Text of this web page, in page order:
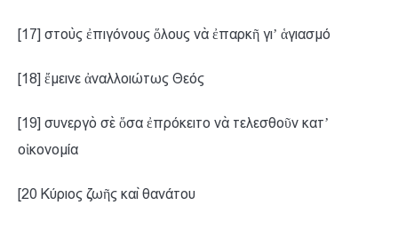
[17] στοὺς ἐπιγόνους ὅλους νὰ ἐπαρκῆ γιʼ ἁγιασμό
[18] ἔμεινε ἀναλλοιώτως Θεός
[19] συνεργὸ σὲ ὅσα ἐπρόκειτο νὰ τελεσθοῦν κατʼ
οἰκονομία
[20 Κύριος ζωῆς καὶ θανάτου